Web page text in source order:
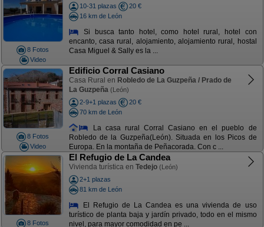
8 Fotos
Video
10-31 plazas
20 €
16 km de León
Si busca tanto hotel, como hotel rural, hotel con
encanto, casa rural, alojamiento, alojamiento rural, hostal
Casa Miguel & Sally es la ...
8 Fotos
Video
Edificio Corral Casiano
Casa Rural en Robledo de La Guzpeña / Prado de
La Guzpeña (León)
2-9+1 plazas
20 €
70 km de León
La casa rural Corral Casiano en el pueblo de
Robledo de la Guzpeña(León). Situada en los Picos de
Europa. En la montaña de Peñacorada. Con c ...
8 Fotos
El Refugio de La Candea
Vivienda turística en Tedejo (León)
2+1 plazas
81 km de León
El Refugio de La Candea es una vivienda de uso
turístico de planta baja y jardín privado, todo en el mismo
nivel, para mayor comodidad en pe ...